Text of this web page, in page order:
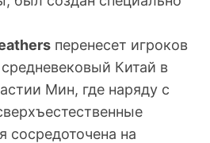
перенесет игроков
Китай в
Мин, где наряду с
сосредоточена на